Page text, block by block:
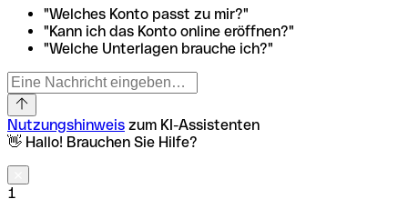
"Welches Konto passt zu mir?"
"Kann ich das Konto online eröffnen?"
"Welche Unterlagen brauche ich?"
Nutzungshinweis zum KI-Assistenten
👋 Hallo! Brauchen Sie Hilfe?
1